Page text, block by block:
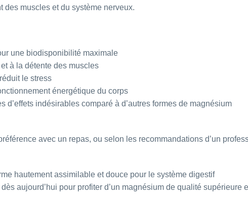
des muscles et du système nerveux.
une biodisponibilité maximale
à la détente des muscles
le stress
énergétique du corps
d’effets indésirables comparé à d’autres formes de magnésium
avec un repas, ou selon les recommandations d’un
hautement assimilable et douce pour le système digestif
aujourd’hui pour profiter d’un magnésium de qualité